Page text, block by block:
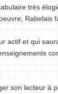
très
Rabelais
actif et qui
son lecteur à